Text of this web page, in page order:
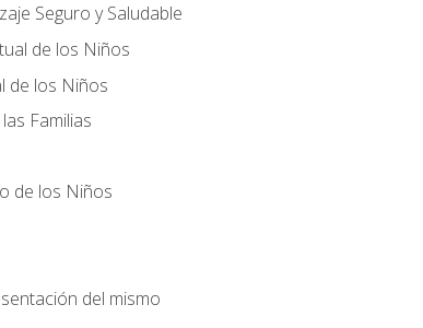
Seguro y Saludable
de los Niños
de los Niños
Familias
de los Niños
del mismo